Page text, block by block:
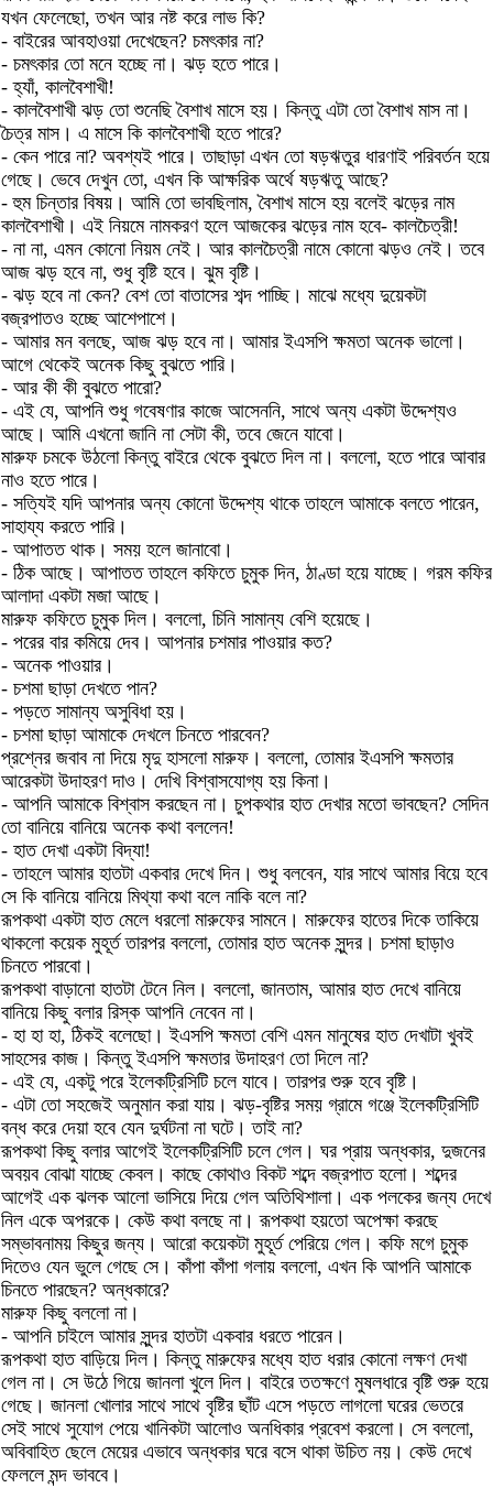
যখন ফেলেছো, তখন আর নষ্ট করে লাভ কি?
- বাইরের আবহাওয়া দেখেছেন? চমৎকার না?
- চমৎকার তো মনে হচ্ছে না। ঝড় হতে পারে।
- হ্যাঁ, কালবৈশাখী!
- কালবৈশাখী ঝড় তো শুনেছি বৈশাখ মাসে হয়। কিন্তু এটা তো বৈশাখ মাস না।
চৈত্র মাস। এ মাসে কি কালবৈশাখী হতে পারে?
- কেন পারে না? অবশ্যই পারে। তাছাড়া এখন তো ষড়ঋতুর ধারণাই পরিবর্তন হয়ে
গেছে। ভেবে দেখুন তো, এখন কি আক্ষরিক অর্থে ষড়ঋতু আছে?
- হুম চিন্তার বিষয়। আমি তো ভাবছিলাম, বৈশাখ মাসে হয় বলেই ঝড়ের নাম
কালবৈশাখী। এই নিয়মে নামকরণ হলে আজকের ঝড়ের নাম হবে- কালচৈত্রী!
- না না, এমন কোনো নিয়ম নেই। আর কালচৈত্রী নামে কোনো ঝড়ও নেই। তবে
আজ ঝড় হবে না, শুধু বৃষ্টি হবে। ঝুম বৃষ্টি।
- ঝড় হবে না কেন? বেশ তো বাতাসের শব্দ পাচ্ছি। মাঝে মধ্যে দুয়েকটা
বজ্রপাতও হচ্ছে আশেপাশে।
- আমার মন বলছে, আজ ঝড় হবে না। আমার ইএসপি ক্ষমতা অনেক ভালো।
আগে থেকেই অনেক কিছু বুঝতে পারি।
- আর কী কী বুঝতে পারো?
- এই যে, আপনি শুধু গবেষণার কাজে আসেননি, সাথে অন্য একটা উদ্দেশ্যও
আছে। আমি এখনো জানি না সেটা কী, তবে জেনে যাবো।
মারুফ চমকে উঠলো কিন্তু বাইরে থেকে বুঝতে দিল না। বললো, হতে পারে আবার
নাও হতে পারে।
- সত্যিই যদি আপনার অন্য কোনো উদ্দেশ্য থাকে তাহলে আমাকে বলতে পারেন,
সাহায্য করতে পারি।
- আপাতত থাক। সময় হলে জানাবো।
- ঠিক আছে। আপাতত তাহলে কফিতে চুমুক দিন, ঠাণ্ডা হয়ে যাচ্ছে। গরম কফির
আলাদা একটা মজা আছে।
মারুফ কফিতে চুমুক দিল। বললো, চিনি সামান্য বেশি হয়েছে।
- পরের বার কমিয়ে দেব। আপনার চশমার পাওয়ার কত?
- অনেক পাওয়ার।
- চশমা ছাড়া দেখতে পান?
- পড়তে সামান্য অসুবিধা হয়।
- চশমা ছাড়া আমাকে দেখলে চিনতে পারবেন?
প্রশ্নের জবাব না দিয়ে মৃদু হাসলো মারুফ। বললো, তোমার ইএসপি ক্ষমতার
আরেকটা উদাহরণ দাও। দেখি বিশ্বাসযোগ্য হয় কিনা।
- আপনি আমাকে বিশ্বাস করছেন না। চুপকথার হাত দেখার মতো ভাবছেন? সেদিন
তো বানিয়ে বানিয়ে অনেক কথা বললেন!
- হাত দেখা একটা বিদ্যা!
- তাহলে আমার হাতটা একবার দেখে দিন। শুধু বলবেন, যার সাথে আমার বিয়ে হবে
সে কি বানিয়ে বানিয়ে মিথ্যা কথা বলে নাকি বলে না?
রূপকথা একটা হাত মেলে ধরলো মারুফের সামনে। মারুফের হাতের দিকে তাকিয়ে
থাকলো কয়েক মুহূর্ত তারপর বললো, তোমার হাত অনেক সুন্দর। চশমা ছাড়াও
চিনতে পারবো।
রূপকথা বাড়ানো হাতটা টেনে নিল। বললো, জানতাম, আমার হাত দেখে বানিয়ে
বানিয়ে কিছু বলার রিস্ক আপনি নেবেন না।
- হা হা হা, ঠিকই বলেছো। ইএসপি ক্ষমতা বেশি এমন মানুষের হাত দেখাটা খুবই
সাহসের কাজ। কিন্তু ইএসপি ক্ষমতার উদাহরণ তো দিলে না?
- এই যে, একটু পরে ইলেকট্রিসিটি চলে যাবে। তারপর শুরু হবে বৃষ্টি।
- এটা তো সহজেই অনুমান করা যায়। ঝড়-বৃষ্টির সময় গ্রামে গঞ্জে ইলেকট্রিসিটি
বন্ধ করে দেয়া হবে যেন দুর্ঘটনা না ঘটে। তাই না?
রূপকথা কিছু বলার আগেই ইলেকট্রিসিটি চলে গেল। ঘর প্রায় অন্ধকার, দুজনের
অবয়ব বোঝা যাচ্ছে কেবল। কাছে কোথাও বিকট শব্দে বজ্রপাত হলো। শব্দের
আগেই এক ঝলক আলো ভাসিয়ে দিয়ে গেল অতিথিশালা। এক পলকের জন্য দেখে
নিল একে অপরকে। কেউ কথা বলছে না। রূপকথা হয়তো অপেক্ষা করছে
সম্ভাবনাময় কিছুর জন্য। আরো কয়েকটা মুহূর্ত পেরিয়ে গেল। কফি মগে চুমুক
দিতেও যেন ভুলে গেছে সে। কাঁপা কাঁপা গলায় বললো, এখন কি আপনি আমাকে
চিনতে পারছেন? অন্ধকারে?
মারুফ কিছু বললো না।
- আপনি চাইলে আমার সুন্দর হাতটা একবার ধরতে পারেন।
রূপকথা হাত বাড়িয়ে দিল। কিন্তু মারুফের মধ্যে হাত ধরার কোনো লক্ষণ দেখা
গেল না। সে উঠে গিয়ে জানলা খুলে দিল। বাইরে ততক্ষণে মুষলধারে বৃষ্টি শুরু হয়ে
গেছে। জানলা খোলার সাথে সাথে বৃষ্টির ছাঁট এসে পড়তে লাগলো ঘরের ভেতরে
সেই সাথে সুযোগ পেয়ে খানিকটা আলোও অনধিকার প্রবেশ করলো। সে বললো,
অবিবাহিত ছেলে মেয়ের এভাবে অন্ধকার ঘরে বসে থাকা উচিত নয়। কেউ দেখে
ফেললে মন্দ ভাববে।